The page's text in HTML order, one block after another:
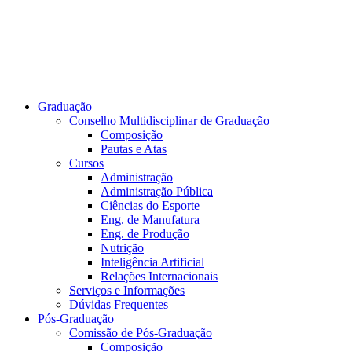
Graduação
Conselho Multidisciplinar de Graduação
Composição
Pautas e Atas
Cursos
Administração
Administração Pública
Ciências do Esporte
Eng. de Manufatura
Eng. de Produção
Nutrição
Inteligência Artificial
Relações Internacionais
Serviços e Informações
Dúvidas Frequentes
Pós-Graduação
Comissão de Pós-Graduação
Composição